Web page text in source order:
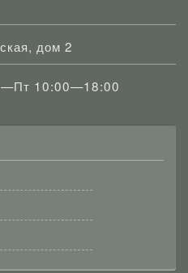
дом 2
10:00—18:00